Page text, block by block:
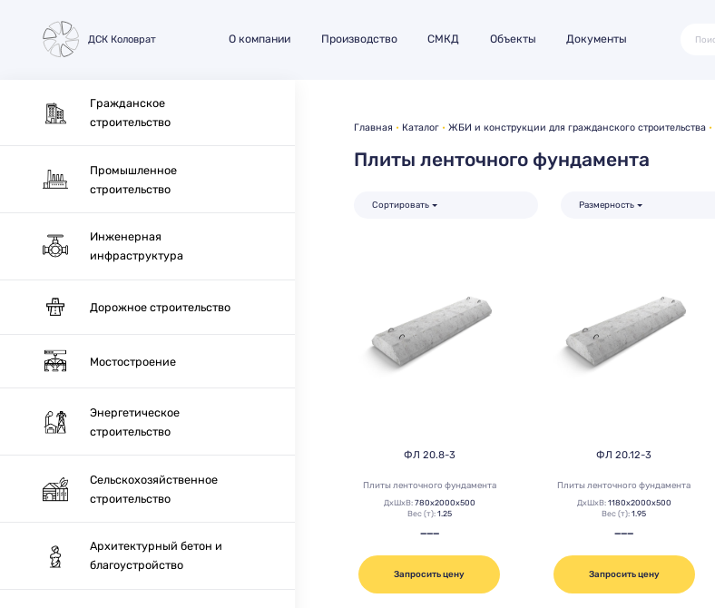
ДСК Коловрат О компании Производство СМКД Объекты Документы
Гражданское
строительство
Промышленное
строительство
Инженерная
инфраструктура
Дорожное строительство
Мостостроение
Энергетическое
строительство
Сельскохозяйственное
строительство
Архитектурный бетон и
благоустройство
Главная Каталог ЖБИ и конструкции для гражданского строительства
Плиты ленточного фундамента
Сортировать Размерность
ФЛ 20.8-3
Плиты ленточного фундамента
ДхШхВ: 780х2000х500
Вес (т): 1.25
———
Запросить цену
ФЛ 20.12-3
Плиты ленточного фундамента
ДхШхВ: 1180х2000х500
Вес (т):1.95
———
Запросить цену